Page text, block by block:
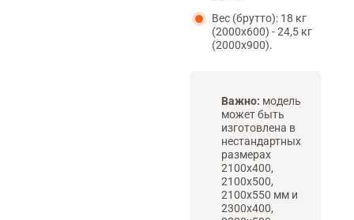
Вес (брутто): 18 кг
(2000х600) - 24,5 кг
(2000х900).
Важно: модель
может быть
изготовлена в
нестандартных
размерах
2100х400,
2100х500,
2100х550 мм и
2300х400,